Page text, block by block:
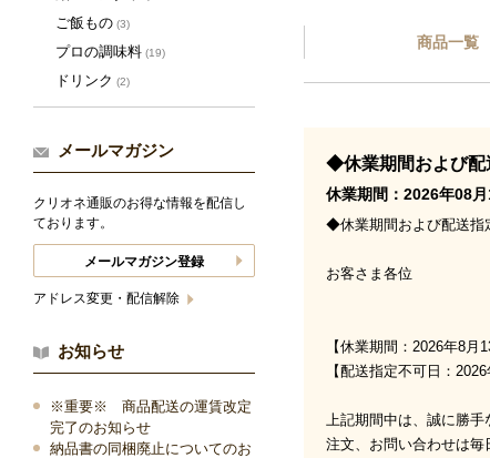
商品一覧
◆休業期間および
休業期間：2026年08
◆休業期間および配送
お客さま各位
【休業期間：2026年8月
【配送指定不可日：
上記期間中は、誠に勝手
注文、お問い合わせは毎
ご飯もの (3)
プロの調味料 (19)
ドリンク (2)
メールマガジン
クリオネ通販のお得な情報を配信し
ております。
メールマガジン登録
アドレス変更・配信解除
お知らせ
※重要※ 商品配送の運賃改定
完了のお知らせ
納品書の同梱廃止についてのお